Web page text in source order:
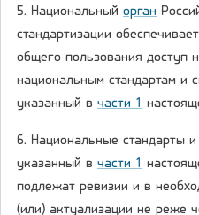
5. Национальный орган
стандартизации
общего пользования доступ
национальным стандартам и
указанный в части 1
6. Национальные стандарты
указанный в части 1
подлежат ревизии и в
(или) актуализации не реже